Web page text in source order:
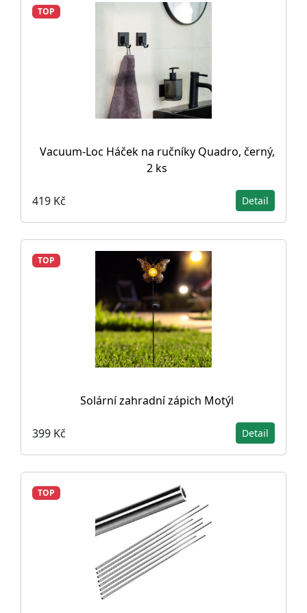
TOP
Vacuum-Loc Háček na ručníky Quadro, černý,
2 ks
419 Kč Detail
TOP
Solární zahradní zápich Motýl
399 Kč Detail
TOP